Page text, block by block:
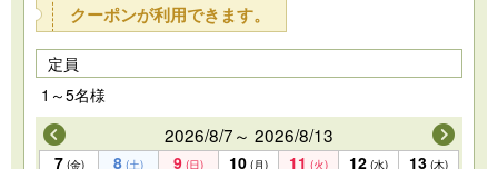
クーポンが利用できます。
定員
1～5名様
2026/8/7～ 2026/8/13
7 (金) 8 (土) 9 (日) 10 (月) 11 (火) 12 (水) 13 (木)